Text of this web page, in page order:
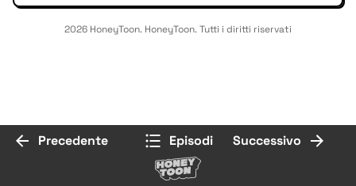
2026 HoneyToon. HoneyToon. Tutti i diritti riservati
Precedente Episodi Successivo